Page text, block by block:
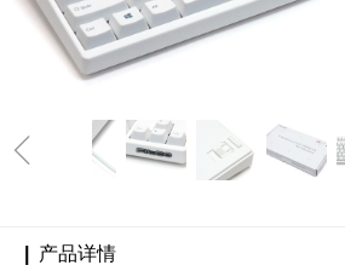
ꁆ
产品详情